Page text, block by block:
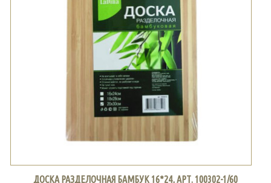
ДОСКА РАЗДЕЛОЧНАЯ БАМБУК 16*24, АРТ. 100302-1/60